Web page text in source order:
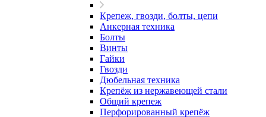
Крепеж, гвозди, болты, цепи
Анкерная техника
Болты
Винты
Гайки
Гвозди
Дюбельная техника
Крепёж из нержавеющей стали
Общий крепеж
Перфорированный крепёж